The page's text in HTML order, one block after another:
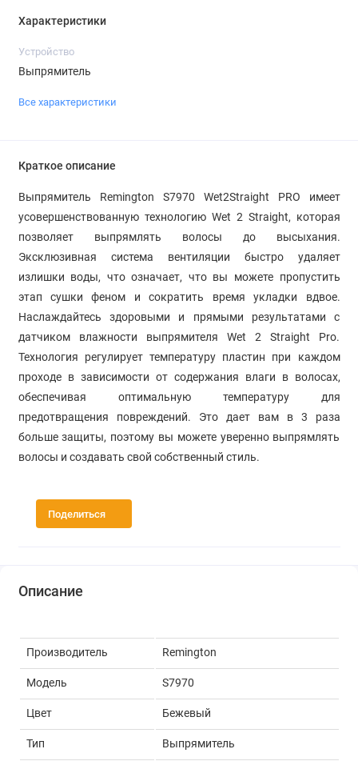
Характеристики
Устройство
Выпрямитель
Все характеристики
Краткое описание
Выпрямитель Remington S7970 Wet2Straight PRO имеет
усовершенствованную технологию Wet 2 Straight, которая
позволяет выпрямлять волосы до высыхания.
Эксклюзивная система вентиляции быстро удаляет
излишки воды, что означает, что вы можете пропустить
этап сушки феном и сократить время укладки вдвое.
Наслаждайтесь здоровыми и прямыми результатами с
датчиком влажности выпрямителя Wet 2 Straight Pro.
Технология регулирует температуру пластин при каждом
проходе в зависимости от содержания влаги в волосах,
обеспечивая оптимальную температуру для
предотвращения повреждений. Это дает вам в 3 раза
больше защиты, поэтому вы можете уверенно выпрямлять
волосы и создавать свой собственный стиль.
Поделиться
Описание
Производитель Remington
Модель S7970
Цвет Бежевый
Тип Выпрямитель